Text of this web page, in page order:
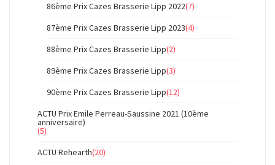
86ème Prix Cazes Brasserie Lipp 2022(7)
87ème Prix Cazes Brasserie Lipp 2023(4)
88ème Prix Cazes Brasserie Lipp(2)
89ème Prix Cazes Brasserie Lipp(3)
90ème Prix Cazes Brasserie Lipp(12)
ACTU Prix Emile Perreau-Saussine 2021 (10ème
anniversaire)
(5)
ACTU Rehearth(20)